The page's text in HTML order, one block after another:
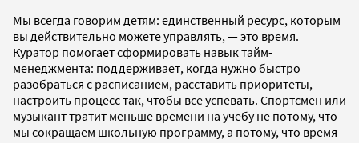
Мы всегда говорим детям: единственный ресурс, которым
вы действительно можете управлять, — это время.
Куратор помогает сформировать навык тайм-
менеджмента: поддерживает, когда нужно быстро
разобраться с расписанием, расставить приоритеты,
настроить процесс так, чтобы все успевать. Спортсмен или
музыкант тратит меньше времени на учебу не потому, что
мы сокращаем школьную программу, а потому, что время